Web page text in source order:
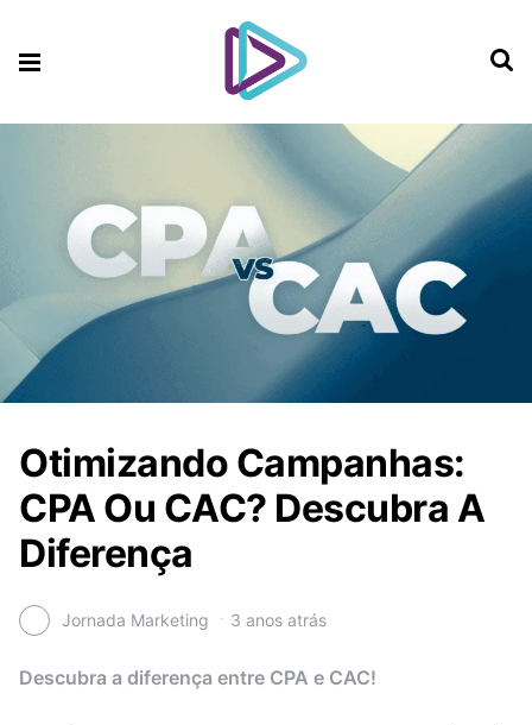
Otimizando Campanhas:
CPA Ou CAC? Descubra A
Diferença
Jornada Marketing 3 anos atrás
Descubra a diferença entre CPA e CAC!